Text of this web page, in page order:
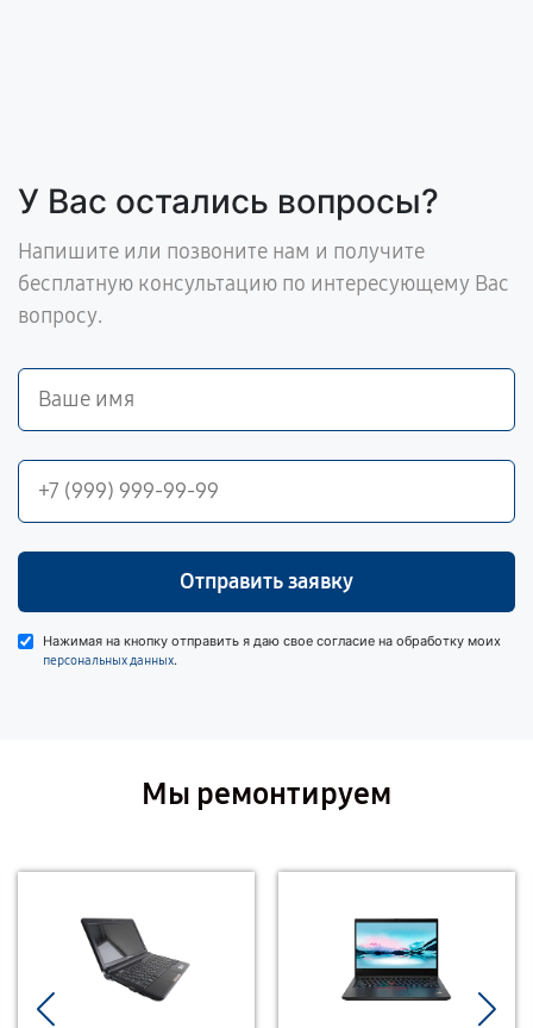
У Вас остались вопросы?
Напишите или позвоните нам и получите
бесплатную консультацию по интересующему Вас
вопросу.
Отправить заявку
Нажимая на кнопку отправить я даю свое согласие на обработку моих
персональных данных.
Мы ремонтируем